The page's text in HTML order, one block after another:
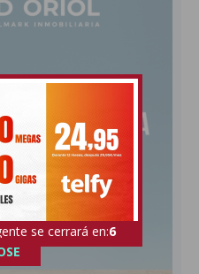
se cerrará en:5